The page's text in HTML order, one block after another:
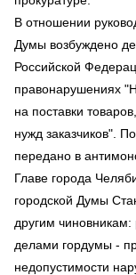
В отношении
Думы возбуждено
Российской
правонарушениях
на поставки
нужд заказчиков".
передано в
Главе города
городской Думы
другим
делами гордумы -
недопустимости